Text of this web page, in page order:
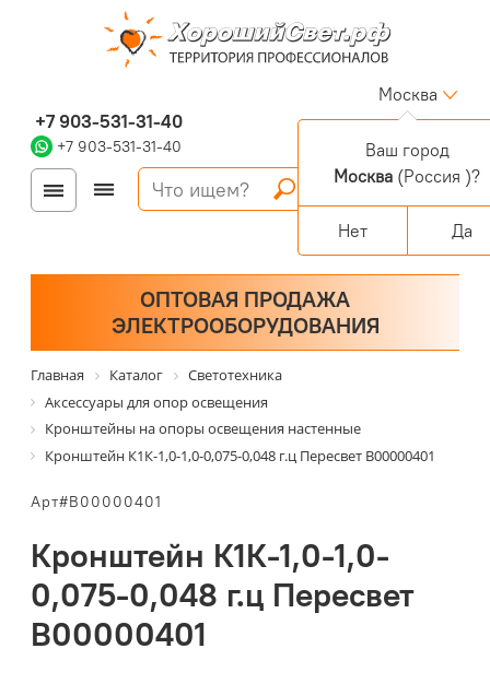
+7 903-531-31-40
+7 903-531-31-40
Москва
Войти
Регистрация
Корзина
0 позиций
Персональный раздел
ОПТОВАЯ ПРОДАЖА
ЭЛЕКТРООБОРУДОВАНИЯ
Главная Каталог
Светотехника
Аксессуары для опор освещения
Кронштейны на опоры освещения настенные
Кронштейн К1К-1,0-1,0-0,075-0,048 г.ц Пересвет В00000401
Арт#В00000401
Кронштейн К1К-1,0-1,0-
0,075-0,048 г.ц Пересвет
В00000401
Ваш город
Москва (Россия )?
Нет Да